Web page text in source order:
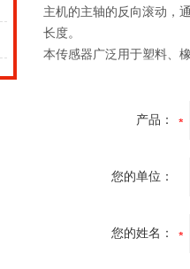
主机的主轴的反向滚动，
长度。
本传感器广泛用于塑料、
产品：
您的单位：
您的姓名：